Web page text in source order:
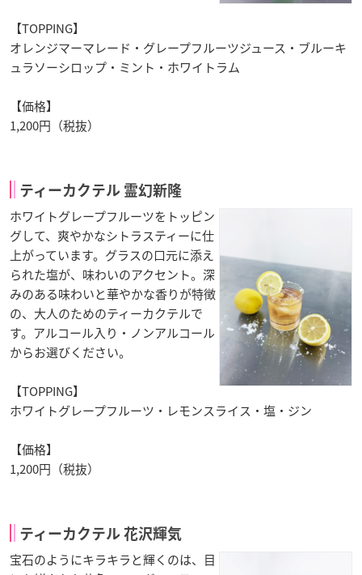
【TOPPING】
オレンジマーマレード・グレープフルーツジュース・ブルーキ
ュラソーシロップ・ミント・ホワイトラム
【価格】
1,200円（税抜）
ティーカクテル 霊幻新隆
ホワイトグレープフルーツをトッピン
グして、爽やかなシトラスティーに仕
上がっています。グラスの口元に添え
られた塩が、味わいのアクセント。深
みのある味わいと華やかな香りが特徴
の、大人のためのティーカクテルで
す。アルコール入り・ノンアルコール
からお選びください。
【TOPPING】
ホワイトグレープフルーツ・レモンスライス・塩・ジン
【価格】
1,200円（税抜）
ティーカクテル 花沢輝気
宝石のようにキラキラと輝くのは、目